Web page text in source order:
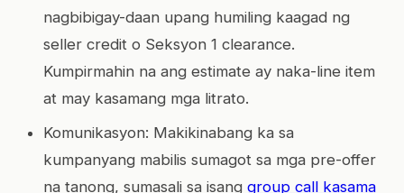
nagbibigay-daan upang humiling kaagad ng
seller credit o Seksyon 1 clearance.
Kumpirmahin na ang estimate ay naka-line item
at may kasamang mga litrato.
Komunikasyon: Makikinabang ka sa
kumpanyang mabilis sumagot sa mga pre-offer
na tanong, sumasali sa isang group call kasama